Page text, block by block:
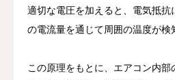
適切な電圧を加えると、電気抵抗
の電流量を通じて周囲の温度が検
この原理をもとに、エアコン内